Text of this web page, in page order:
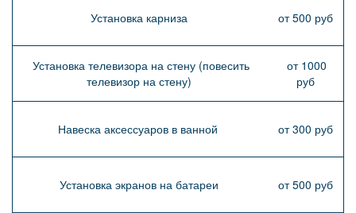
Установка карниза от 500 руб
Установка телевизора на стену (повесить
телевизор на стену)
от 1000
руб
Навеска аксессуаров в ванной от 300 руб
Установка экранов на батареи от 500 руб